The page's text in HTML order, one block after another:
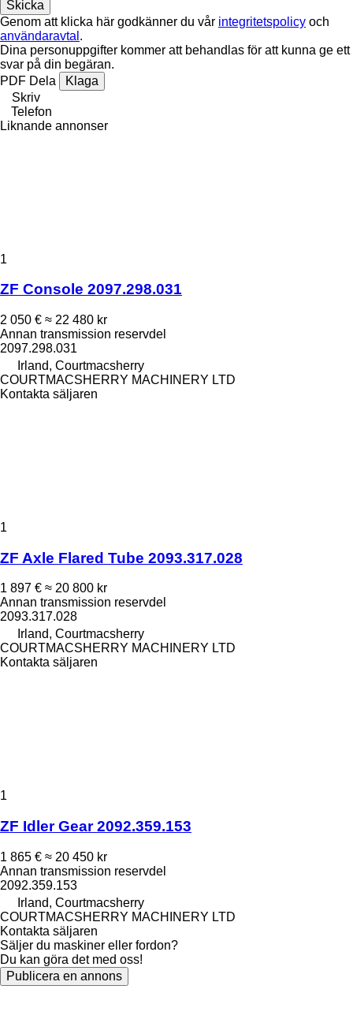
Genom att klicka här godkänner du vår integritetspolicy och
användaravtal .
Dina personuppgifter kommer att behandlas för att kunna ge ett
svar på din begäran.
PDF Dela
Klaga
Skriv
Telefon
Liknande annonser
1
ZF Console 2097.298.031
2 050 € ≈ 22 480 kr
Annan transmission reservdel
2097.298.031
Irland, Courtmacsherry
COURTMACSHERRY MACHINERY LTD
Kontakta säljaren
1
ZF Axle Flared Tube 2093.317.028
1 897 € ≈ 20 800 kr
Annan transmission reservdel
2093.317.028
Irland, Courtmacsherry
COURTMACSHERRY MACHINERY LTD
Kontakta säljaren
1
ZF Idler Gear 2092.359.153
1 865 € ≈ 20 450 kr
Annan transmission reservdel
2092.359.153
Irland, Courtmacsherry
COURTMACSHERRY MACHINERY LTD
Kontakta säljaren
Säljer du maskiner eller fordon?
Du kan göra det med oss!
Publicera en annons